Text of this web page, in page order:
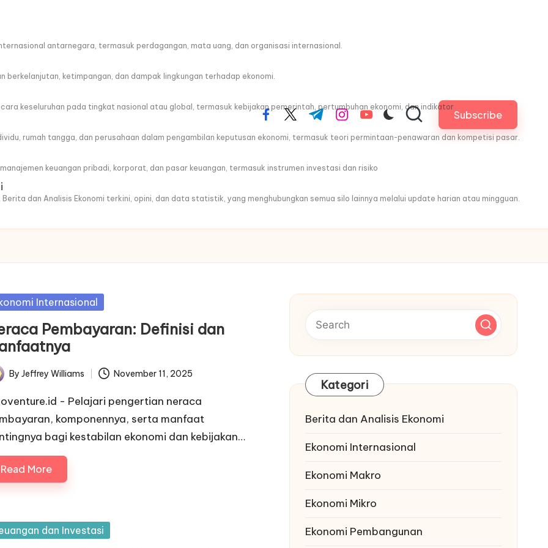
antarnegara, termasuk perdagangan, mata uang, dan organisasi internasional.
berkelanjutan, ketimpangan, dan dampak lingkungan terhadap ekonomi.
keseluruhan pada tingkat nasional atau global, termasuk kebijakan pemerintah, pertumbuhan ekonomi, dan indikator
rumah tangga, dan perusahaan dalam pengambilan keputusan ekonomi, termasuk teori permintaan-penawaran dan kompetisi pasar.
keuangan pribadi, korporat, dan pasar keuangan, termasuk instrumen investasi dan risiko
dan Analisis Ekonomi terkini, opini, dan data statistik, yang menghubungkan semua silo lainnya melalui update harian atau mingguan.
facebook.com
twitter.com
t.me instagram.com
youtube.com Subscribe
Internasional
Pembayaran: Definisi dan
By Jeffrey Williams November 11, 2025
- Pelajari pengertian neraca
komponennya, serta manfaat
bagi kestabilan ekonomi dan kebijakan…
Read More
dan Investasi
Kategori
Berita dan Analisis Ekonomi
Ekonomi Internasional
Ekonomi Makro
Ekonomi Mikro
Ekonomi Pembangunan